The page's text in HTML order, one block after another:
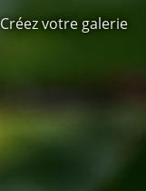
Créez votre galerie